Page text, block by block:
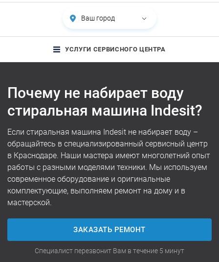
Ваш город
УСЛУГИ СЕРВИСНОГО ЦЕНТРА
Почему не набирает воду
стиральная машина Indesit?
Если стиральная машина Indesit не набирает воду –
обращайтесь в специализированный сервисный центр
в Краснодаре. Наши мастера имеют многолетний опыт
работы с разными моделями техники. Мы используем
современное оборудование и оригинальные
комплектующие, выполняем ремонт на дому и в
мастерской.
ЗАКАЗАТЬ РЕМОНТ
Специалист перезвонит Вам в течение 5 минут